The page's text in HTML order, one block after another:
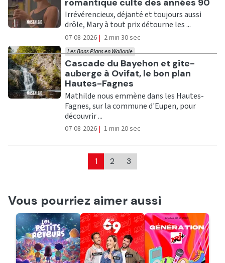
Irrévérencieux, déjanté et toujours aussi
drôle, Mary à tout prix détourne les ...
07-08-2026 | 2 min 30 sec
Ecouter
Cascade du Bayehon et gîte-
auberge à Ovifat, le bon plan
Hautes-Fagnes
Les Bons Plans en Wallonie
Mathilde nous emmène dans les Hautes-
Fagnes, sur la commune d'Eupen, pour
découvrir ...
07-08-2026 | 1 min 20 sec
1 2 3
Vous pourriez aimer aussi